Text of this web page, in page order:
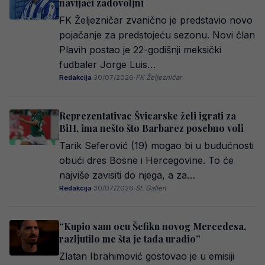
navijači zadovoljni
FK Željezničar zvanično je predstavio novo
pojačanje za predstojeću sezonu. Novi član
Plavih postao je 22-godišnji meksički
fudbaler Jorge Luis…
Redakcija·30/07/2026·FK Željezničar
Reprezentativac Švicarske želi igrati za
BiH, ima nešto što Barbarez posebno voli
Tarik Seferović (19) mogao bi u budućnosti
obući dres Bosne i Hercegovine. To će
najviše zavisiti do njega, a za…
Redakcija·30/07/2026·St. Gallen
“Kupio sam ocu Šefiku novog Mercedesa,
razljutilo me šta je tada uradio”
Zlatan Ibrahimović gostovao je u emisiji